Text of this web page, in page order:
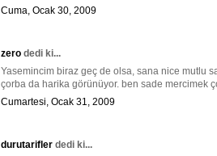
Cuma, Ocak 30, 2009
zero dedi ki...
Yasemincim biraz geç de olsa, sana nice mutlu
çorba da harika görünüyor. ben sade mercimek
Cumartesi, Ocak 31, 2009
durutarifler dedi ki...